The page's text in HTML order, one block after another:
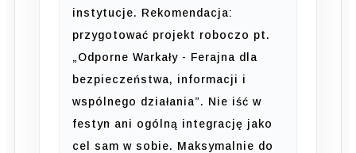
instytucje. Rekomendacja:
przygotować projekt roboczo pt.
„Odporne Warkały - Ferajna dla
bezpieczeństwa, informacji i
wspólnego działania”. Nie iść w
festyn ani ogólną integrację jako
cel sam w sobie. Maksymalnie do